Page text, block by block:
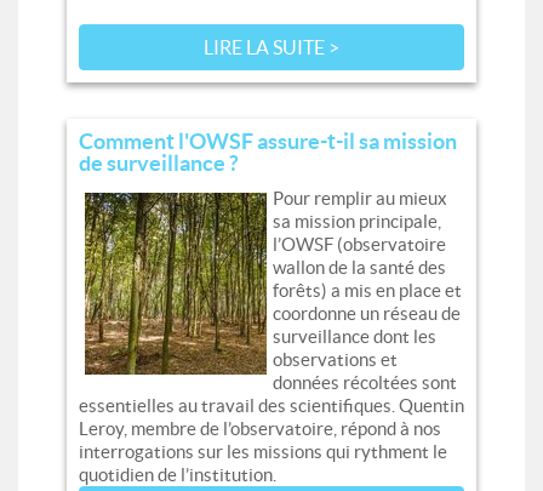
LIRE LA SUITE >
Comment l'OWSF assure-t-il sa mission
de surveillance ?
Pour remplir au mieux
sa mission principale,
l’OWSF (observatoire
wallon de la santé des
forêts) a mis en place et
coordonne un réseau de
surveillance dont les
observations et
données récoltées sont
essentielles au travail des scientifiques. Quentin
Leroy, membre de l’observatoire, répond à nos
interrogations sur les missions qui rythment le
quotidien de l’institution.